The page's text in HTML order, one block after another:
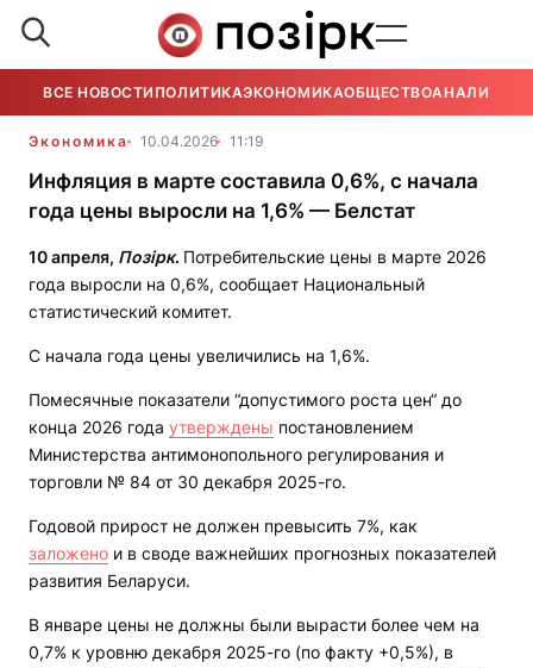
ВСЕ НОВОСТИ ПОЛИТИКАЭКОНОМИКАОБЩЕСТВОАНАЛИТИКА
Экономика 10.04.2026 11:19
Инфляция в марте составила 0,6%, с начала
года цены выросли на 1,6% — Белстат
10 апреля, Позірк. Потребительские цены в марте 2026
года выросли на 0,6%, сообщает Национальный
статистический комитет.
С начала года цены увеличились на 1,6%.
Помесячные показатели “допустимого роста цен“ до
конца 2026 года утверждены постановлением
Министерства антимонопольного регулирования и
торговли № 84 от 30 декабря 2025-го.
Годовой прирост не должен превысить 7%, как
заложено и в своде важнейших прогнозных показателей
развития Беларуси.
В январе цены не должны были вырасти более чем на
0,7% к уровню декабря 2025-го (по факту +0,5%), в